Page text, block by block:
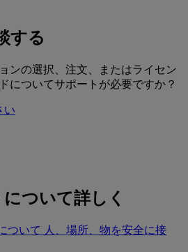
する
ンの選択、注文、またはライセン
についてサポートが必要ですか？
い
について詳しく
ついて 人、場所、物を安全に接